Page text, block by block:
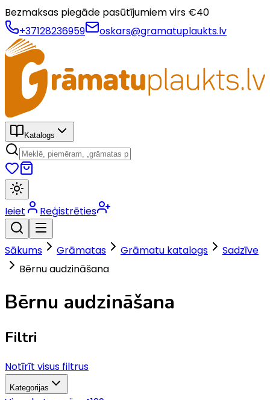
Bezmaksas piegāde pasūtījumiem virs €40
+37128236959
oskars@gramatuplaukts.lv
Katalogs
Ieiet Reģistrēties
Sākums Grāmatas Grāmatu katalogs
Sadzīve
Bērnu audzināšana
Bērnu audzināšana
Filtri
Notīrīt visus filtrus
Kategorijas